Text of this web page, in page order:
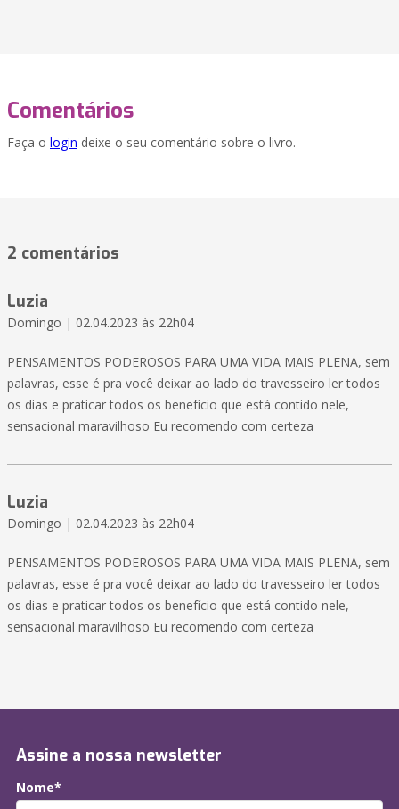
Comentários
Faça o login deixe o seu comentário sobre o livro.
2 comentários
Luzia
Domingo | 02.04.2023 às 22h04
PENSAMENTOS PODEROSOS PARA UMA VIDA MAIS PLENA, sem
palavras, esse é pra você deixar ao lado do travesseiro ler todos
os dias e praticar todos os benefício que está contido nele,
sensacional maravilhoso Eu recomendo com certeza
Luzia
Domingo | 02.04.2023 às 22h04
PENSAMENTOS PODEROSOS PARA UMA VIDA MAIS PLENA, sem
palavras, esse é pra você deixar ao lado do travesseiro ler todos
os dias e praticar todos os benefício que está contido nele,
sensacional maravilhoso Eu recomendo com certeza
Assine a nossa newsletter
Nome*